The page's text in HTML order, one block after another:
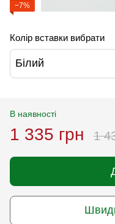
−7%
Колір вставки вибрати
Білий
В наявності
1 335 грн 1